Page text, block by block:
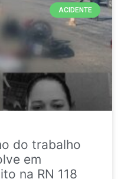
ACIDENTE
do trabalho
em
na RN 118